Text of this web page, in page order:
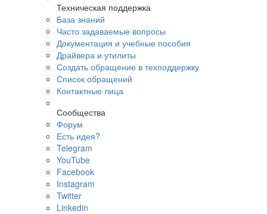
Техническая поддержка
База знаний
Часто задаваемые вопросы
Документация и учебные пособия
Драйвера и утилиты
Создать обращение в техподдержку
Список обращений
Контактные лица
Сообщества
Форум
Есть идея?
Telegram
YouTube
Facebook
Instagram
Twitter
Linkedin